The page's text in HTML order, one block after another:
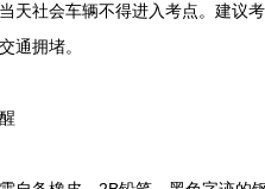
社会车辆不得进入考点。建议考
通拥堵。